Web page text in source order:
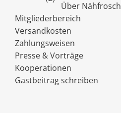
Über Nähfrosch
Mitgliederbereich
Versandkosten
Zahlungsweisen
Presse & Vorträge
Kooperationen
Gastbeitrag schreiben